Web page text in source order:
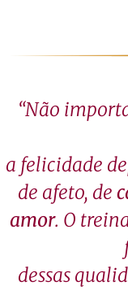
“Não
a felicidade
de afeto, de
amor. O
dessas